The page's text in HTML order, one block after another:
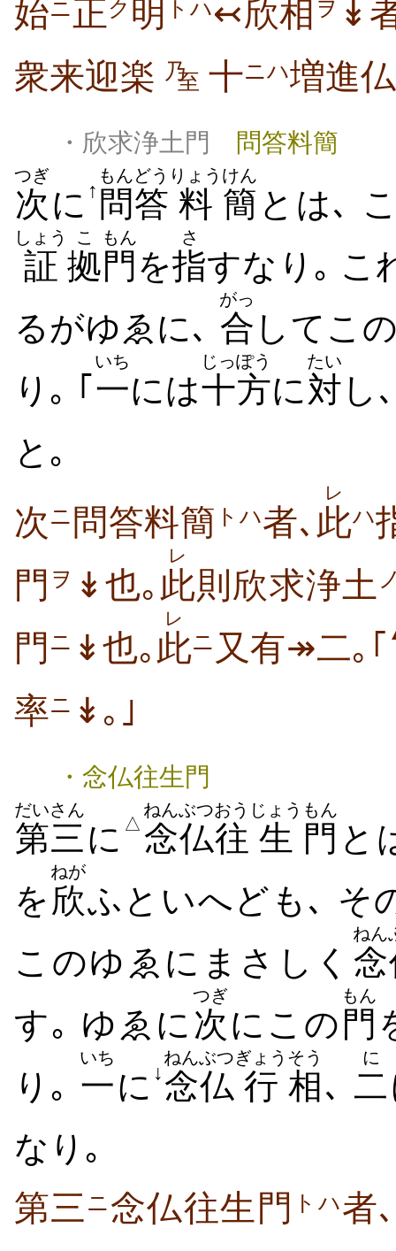
始 ニ 正ク 明 トハ↢欣相 ヲ ↡
衆来迎楽 乃至 十 ニハ増進
・欣求浄土門 問答料簡
次
つぎ
に ↑ 問答
もんどう
料
りょう
簡
けん
とは､
証
しょう
拠
こ
門
もん
を指
さ
すなり｡ こ
るがゆゑに､ 合
がっ
してこ
り｡ ｢ 一
いち
には十方
じっぽう
に対
たい
し
と｡
次 ニ 問答料簡 トハ者､ 此
レ
ハ
門 ヲ ↡也｡ 此
レ
則欣求浄土
門 ニ ↡也｡ 此
レ
ニ 又有↠二｡｢
率ニ ↡｡｣
・念仏往生門
第三
だいさん
に △ 念仏
ねんぶつ
往
おう
生
じょう
門
もん
と
を 欣
ねが
ふといへども､ そ
このゆゑにまさしく
ねん
す｡ ゆゑに 次
つぎ
にこの 門
もん
り｡ 一
いち
に ↓ 念仏
ねんぶつ
行
ぎょう
相
そう
､ 二
に
なり｡
第三ニ念仏往生門 トハ者